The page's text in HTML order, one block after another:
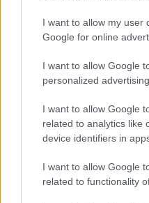
I want to allow my user
Google for online
I want to allow Google
personalized advertising.
I want to allow Google
related to analytics like
device identifiers in
I want to allow Google
related to functionality
Az izraeliek
agresszív Trump
vezetést, végülis
lehet annál, mint
kötött.